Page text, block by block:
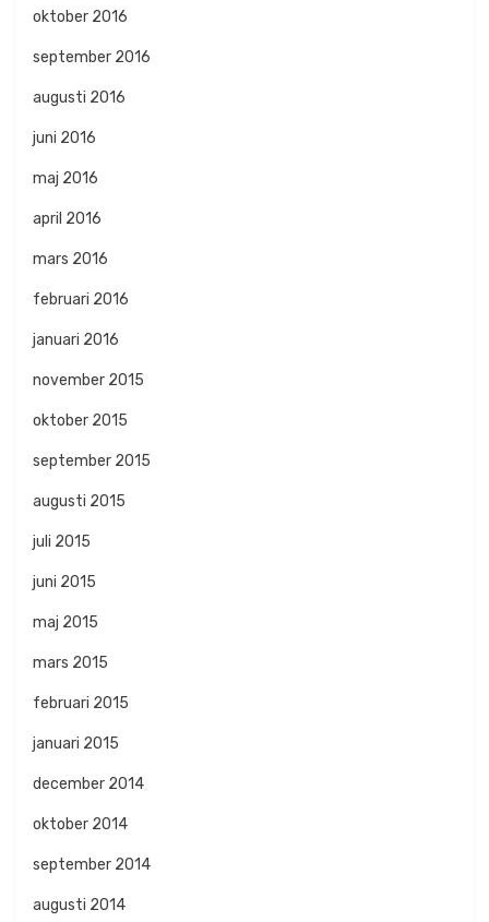
oktober 2016
september 2016
augusti 2016
juni 2016
maj 2016
april 2016
mars 2016
februari 2016
januari 2016
november 2015
oktober 2015
september 2015
augusti 2015
juli 2015
juni 2015
maj 2015
mars 2015
februari 2015
januari 2015
december 2014
oktober 2014
september 2014
augusti 2014